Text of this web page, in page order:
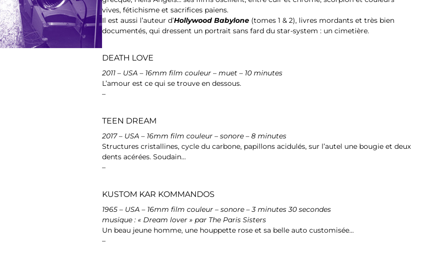
vives, fétichisme et sacrifices païens.
Il est aussi l’auteur d’Hollywood Babylone (tomes 1 & 2), livres mordants et très bien
documentés, qui dressent un portrait sans fard du star-system : un cimetière.
DEATH LOVE
2011 – USA – 16mm film couleur – muet – 10 minutes
L’amour est ce qui se trouve en dessous.
–
TEEN DREAM
2017 – USA – 16mm film couleur – sonore – 8 minutes
Structures cristallines, cycle du carbone, papillons acidulés, sur l’autel une bougie et deux
dents acérées. Soudain…
–
KUSTOM KAR KOMMANDOS
1965 – USA – 16mm film couleur – sonore – 3 minutes 30 secondes
musique : « Dream lover » par The Paris Sisters
Un beau jeune homme, une houppette rose et sa belle auto customisée…
–